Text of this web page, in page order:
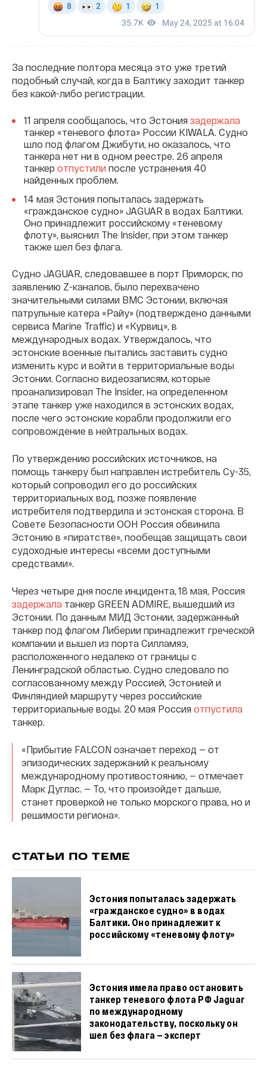
За последние полтора месяца это уже третий
подобный случай, когда в Балтику заходит танкер
без какой-либо регистрации.
11 апреля сообщалось, что Эстония задержала
танкер «теневого флота» России KIWALA. Судно
шло под флагом Джибути, но оказалось, что
танкера нет ни в одном реестре. 26 апреля
танкер отпустили после устранения 40
найденных проблем.
14 мая Эстония попыталась задержать
«гражданское судно» JAGUAR в водах Балтики.
Оно принадлежит российскому «теневому
флоту», выяснил The Insider, при этом танкер
также шел без флага.
Судно JAGUAR, следовавшее в порт Приморск, по
заявлению Z-каналов, было перехвачено
значительными силами ВМС Эстонии, включая
патрульные катера «Райу» (подтверждено данными
сервиса Marine Traffic) и «Курвиц», в
международных водах. Утверждалось, что
эстонские военные пытались заставить судно
изменить курс и войти в территориальные воды
Эстонии. Согласно видеозаписям, которые
проанализировал The Insider, на определенном
этапе танкер уже находился в эстонских водах,
после чего эстонские корабли продолжили его
сопровождение в нейтральных водах.
По утверждению российских источников, на
помощь танкеру был направлен истребитель Су-35,
который сопроводил его до российских
территориальных вод, позже появление
истребителя подтвердила и эстонская сторона. В
Совете Безопасности ООН Россия обвинила
Эстонию в «пиратстве», пообещав защищать свои
судоходные интересы «всеми доступными
средствами».
Через четыре дня после инцидента, 18 мая, Россия
задержала танкер GREEN ADMIRE, вышедший из
Эстонии. По данным МИД Эстонии, задержанный
танкер под флагом Либерии принадлежит греческой
компании и вышел из порта Силламяэ,
расположенного недалеко от границы с
Ленинградской областью. Судно следовало по
согласованному между Россией, Эстонией и
Финляндией маршруту через российские
территориальные воды. 20 мая Россия отпустила
танкер.
«Прибытие FALCON означает переход — от
эпизодических задержаний к реальному
международному противостоянию, — отмечает
Марк Дуглас. — То, что произойдет дальше,
станет проверкой не только морского права, но и
решимости региона».
СТАТЬИ ПО ТЕМЕ
Эстония попыталась задержать
«гражданское судно» в водах
Балтики. Оно принадлежит к
российскому «теневому флоту»
Эстония имела право остановить
танкер теневого флота РФ Jaguar
по международному
законодательству, поскольку он
шел без флага — эксперт